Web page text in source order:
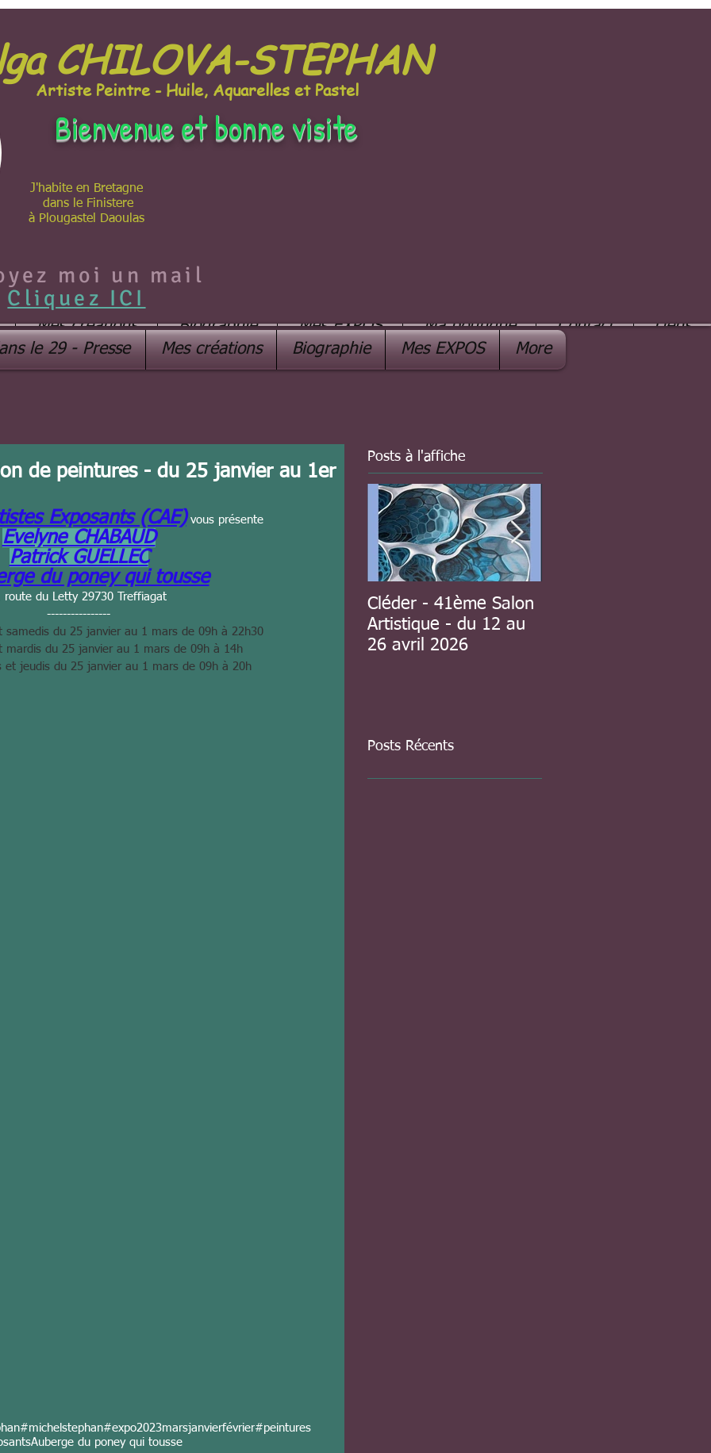
CHILOVA-STEPHAN
Artiste Peintre - Huile, Aquarelles et Pastel
J'habite en Bretagne
dans le Finistere
à Plougastel Daoulas
Bienvenue et bonne visite
moi un mail
Cliquez ICI
Mes créations Biographie Mes EXPOS Ma boutique Contact
Liens
le 29 - Presse Mes créations Biographie Mes EXPOS More
de peintures - du 25 janvier au 1er
Exposants (CAE) vous présente
Evelyne CHABAUD
Patrick GUELLEC
du poney qui tousse
route du Letty 29730 Treffiagat
----------------
samedis du 25 janvier au 1 mars de 09h à 22h30
mardis du 25 janvier au 1 mars de 09h à 14h
et jeudis du 25 janvier au 1 mars de 09h à 20h
#michelstephan#expo2023marsjanvierfévrier#peintures
Auberge du poney qui tousse
Posts à l'affiche
Cléder - 41ème Salon
Artistique - du 12 au
26 avril 2026
Posts Récents